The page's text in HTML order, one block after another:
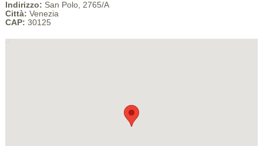
Indirizzo: San Polo, 2765/A
Città: Venezia
CAP: 30125